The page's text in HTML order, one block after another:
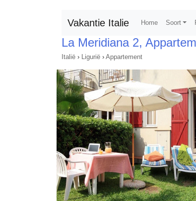
Vakantie Italie Home Soort
La Meridiana 2,
Italië › Ligurië › Appartement